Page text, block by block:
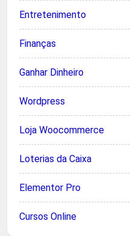
Entretenimento
Finanças
Ganhar Dinheiro
Wordpress
Loja Woocommerce
Loterias da Caixa
Elementor Pro
Cursos Online